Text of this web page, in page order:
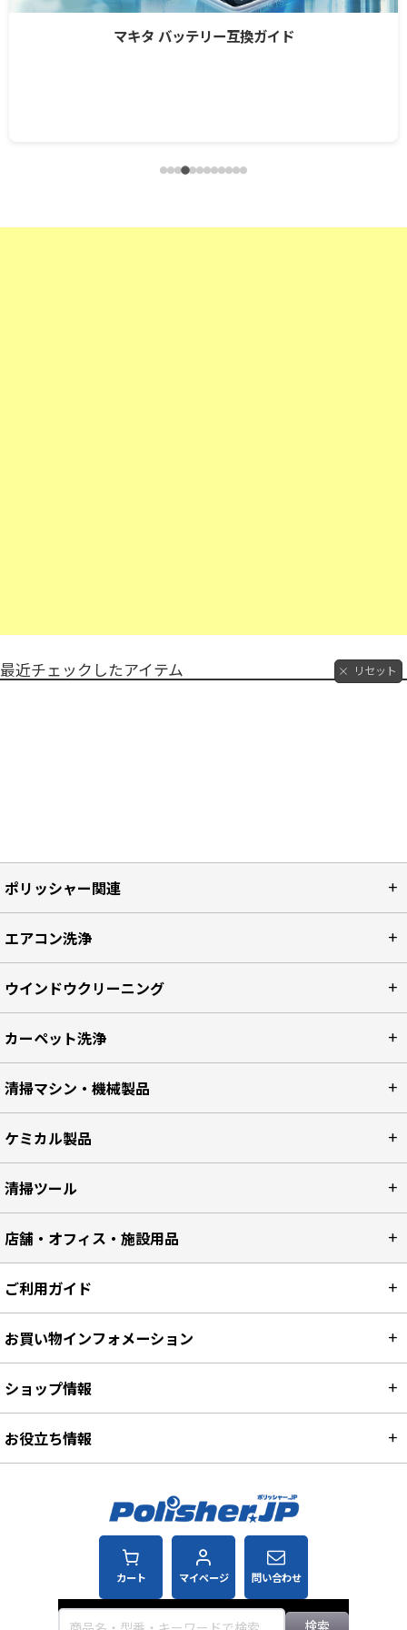
マキタ バッテリー互換ガイド
最近チェックしたアイテム リセット
ポリッシャー関連
エアコン洗浄
ウインドウクリーニング
カーペット洗浄
清掃マシン・機械製品
ケミカル製品
清掃ツール
店舗・オフィス・施設用品
カート マイページ 問い合わせ
検索
ご利用ガイド
お買い物インフォメーション
ショップ情報
お役立ち情報